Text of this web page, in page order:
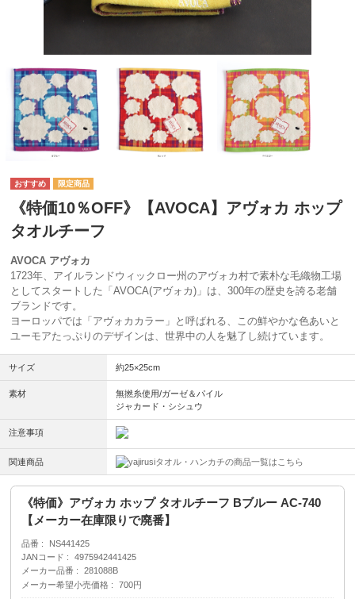
《特価10％OFF》【AVOCA】アヴォカ ホップ
タオルチーフ
AVOCA アヴォカ
1723年、アイルランドウィックロー州のアヴォカ村で素朴な毛織物工場
としてスタートした「AVOCA(アヴォカ)」は、300年の歴史を誇る老舗
ブランドです。
ヨーロッパでは「アヴォカカラー」と呼ばれる、この鮮やかな色あいと
ユーモアたっぷりのデザインは、世界中の人を魅了し続けています。
サイズ 約25×25cm
素材
無撚糸使用/ガーゼ＆パイル
ジャカード・シシュウ
注意事項
関連商品 タオル・ハンカチの商品一覧はこちら
《特価》アヴォカ ホップ タオルチーフ Bブルー AC-740
【メーカー在庫限りで廃番】
品番
NS441425
JANコード
4975942441425
メーカー品番
281088B
メーカー希望小売価格
700円